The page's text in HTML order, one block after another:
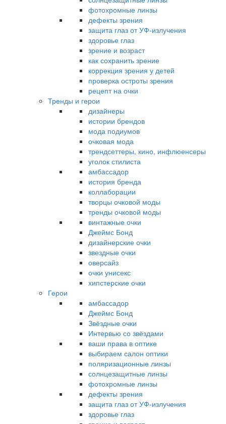
фотохромные линзы
дефекты зрения
защита глаз от УФ-излучения
здоровье глаз
зрение и возраст
как сохранить зрение
коррекция зрения у детей
проверка остроты зрения
рецепт на очки
Тренды и герои
дизайнеры
истории брендов
мода подиумов
очковая мода
трендсеттеры, кино, инфлюенсеры
уголок стилиста
амбассадор
история бренда
коллаборации
творцы очковой моды
тренды очковой моды
винтажные очки
Джеймс Бонд
дизайнерские очки
звездные очки
оверсайз
очки унисекс
хипстерские очки
Герои
амбассадор
Джеймс Бонд
Звёздные очки
Интервью со звёздами
ваши права в оптике
выбираем салон оптики
поляризационные линзы
солнцезащитные линзы
фотохромные линзы
дефекты зрения
защита глаз от УФ-излучения
здоровье глаз